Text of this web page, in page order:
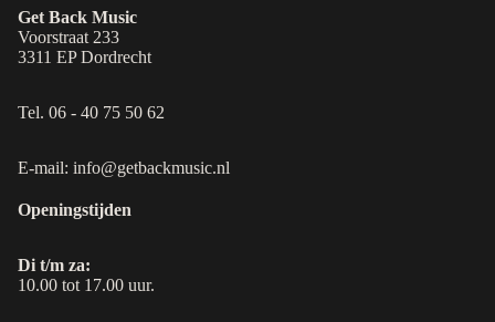
Get Back Music
Voorstraat 233
3311 EP Dordrecht
Tel. 06 - 40 75 50 62
E-mail: info@getbackmusic.nl
Openingstijden
Di t/m za:
10.00 tot 17.00 uur.